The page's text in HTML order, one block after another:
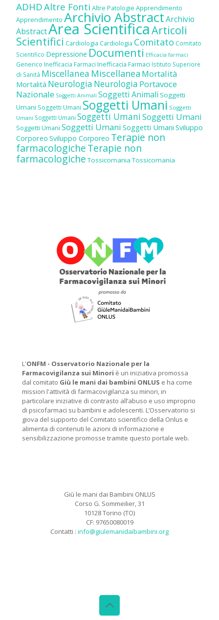
ADHDAltre Fonti Altre Patologie Apprendimento
Apprendimento Archivio AbstractArchivio
AbstractArea ScientificaArticoli
Scientifici Cardiologia Cardiologia Comitato Comitato
Scientifico Depressione Documenti Efficacia farmaci
Generico Inefficacia Farmaci Inefficacia Farmaci Istituto Superiore
di Sanità Miscellanea Miscellanea Mortalità
Mortalità Neurologia Neurologia Portavoce
Nazionale Soggetti Animali Soggetti Animali Soggetti
Umani Soggetti Umani Soggetti Umani Soggetti
Umani Soggetti Umani Soggetti UmaniSoggetti Umani
Soggetti Umani Soggetti Umani Soggetti Umani Sviluppo
Corporeo Sviluppo Corporeo Terapie non
farmacologicheTerapie non
farmacologiche Tossicomania Tossicomania
L'ONFM - Osservatorio Nazionale per la
Farmacovigilanza sui Minori è un iniziativa promossa
dal comitato Giù le mani dai bambini ONLUS e ha come
mission l'attività di farmacovigilanza su minori, in
particolare iniziative di contrasto all’abuso e uso improprio
di psicofarmaci su bambini e adolescenti. L’Osservatorio si
giova del supporto del Comitato scientifico della Onlus e
alimenta di contenuti le azioni di informazione e
sensibilizzazione promosse tramite questo portale web.
Giù le mani dai Bambini ONLUS
Corso G. Sommeilier, 31
10128 Torino (TO)
CF: 97650080019
Contatti : info@giulemanidaibambini.org